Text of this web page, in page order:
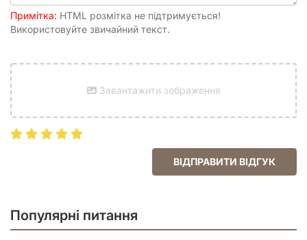
Примітка: HTML розмітка не підтримується!
Використовуйте звичайний текст.
Завантажити зображення
ВІДПРАВИТИ ВІДГУК
Популярні питання